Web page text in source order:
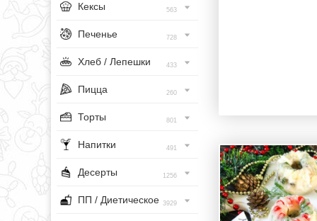
Кексы 563
Печенье 728
Хлеб / Лепешки 433
Пицца 260
Торты 801
Напитки 491
Десерты 1256
ПП / Диетическое 3929